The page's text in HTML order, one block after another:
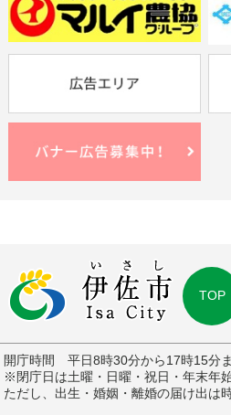
TOP
開庁時間 平日8時30分から17時15分
※閉庁日は土曜・日曜・祝日・年末年
ただし、出生・婚姻・離婚の届け出は